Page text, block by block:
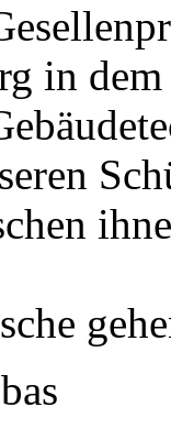
in